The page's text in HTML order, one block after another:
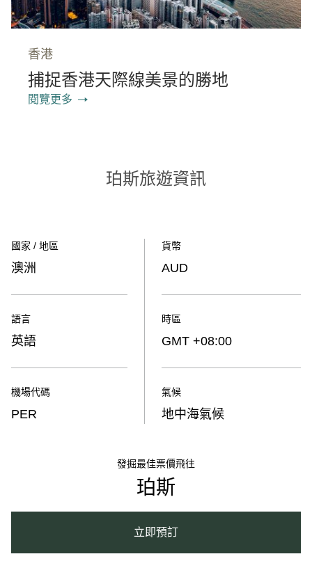
香港
捕捉香港天際線美景的勝地
閱覽更多
珀斯旅遊資訊
國家 / 地區
澳洲
語言
英語
機場代碼
PER
貨幣
AUD
時區
GMT +08:00
氣候
地中海氣候
發掘最佳票價飛往
珀斯
立即預訂